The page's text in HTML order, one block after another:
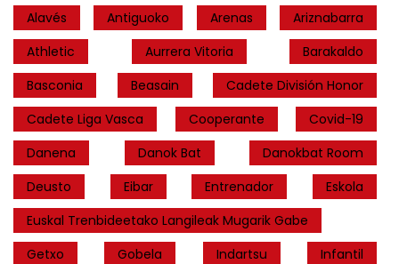
Alavés Antiguoko Arenas
Ariznabarra
Athletic
Aurrera Vitoria
Barakaldo
Basconia
Beasain
Cadete División Honor
Cadete Liga Vasca
Cooperante
Covid-19
Danena
Danok Bat
Danokbat Room
Deusto
Eibar Entrenador
Eskola
Euskal Trenbideetako Langileak Mugarik Gabe
Getxo
Gobela Indartsu
Infantil